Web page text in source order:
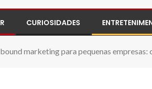
CURIOSIDADES
marketing para pequenas